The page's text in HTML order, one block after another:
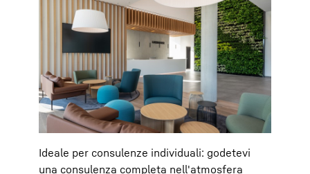
Ideale per consulenze individuali: godetevi
una consulenza completa nell'atmosfera